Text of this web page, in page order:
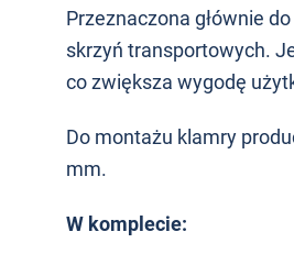
Przeznaczona głównie
skrzyń transportowych.
co zwiększa wygodę
Do montażu klamry
mm.
W komplecie: